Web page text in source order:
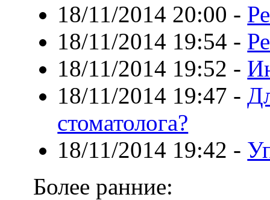
18/11/2014 20:00 -
18/11/2014 19:54 -
18/11/2014 19:52 -
18/11/2014 19:47 -
стоматолога?
18/11/2014 19:42 -
Более ранние: